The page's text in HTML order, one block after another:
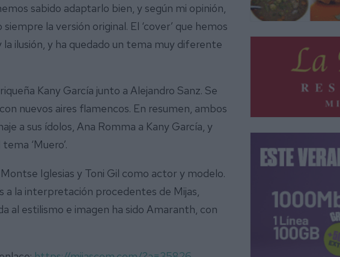
sabido adaptarlo bien, y según mi opinión,
la versión original. El ‘cover’ que hemos
ilusión, y ha quedado un tema muy diferente
Kany García junto a Alejandro Sanz. Se
nuevos aires flamencos. En resumen, ambos
a sus ídolos, Ana Romma a Kany García, y
‘Muero’.
Iglesias y Toni Gil como actor y modelo.
a la interpretación procedentes de Mijas,
al estilismo e imagen ha sido Amaranth, con